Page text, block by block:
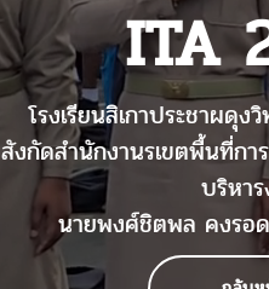
ITA
โรงเรียนสิเกาประชาผดุง
สังกัดสำนักงานรเขตพื้นที่ก
บริหา
นายพงศ์ชิตพล คงรอด